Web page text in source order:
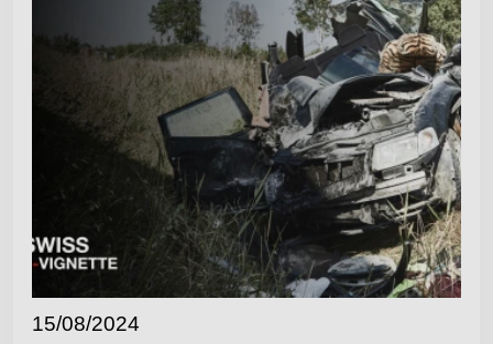
15/08/2024